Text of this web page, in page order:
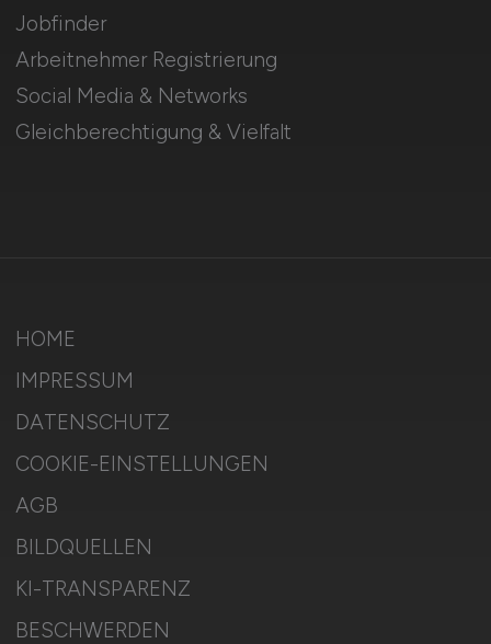
Jobfinder
Arbeitnehmer Registrierung
Social Media & Networks
Gleichberechtigung & Vielfalt
HOME
IMPRESSUM
DATENSCHUTZ
COOKIE-EINSTELLUNGEN
AGB
BILDQUELLEN
KI-TRANSPARENZ
BESCHWERDEN